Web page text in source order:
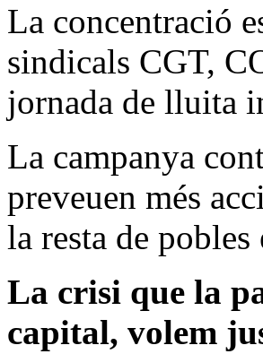
La concentració
sindicals CGT,
jornada de lluita
La campanya
preveuen més
la resta de pobles
La crisi que la
capital, volem